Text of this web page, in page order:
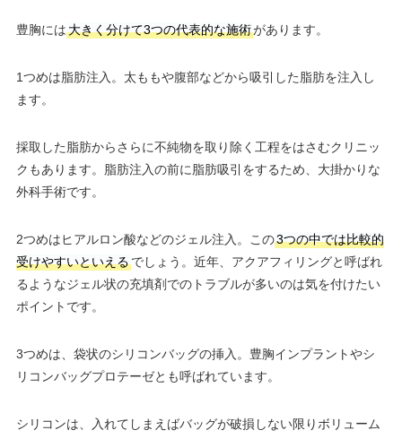
豊胸には大きく分けて3つの代表的な施術があります。
1つめは脂肪注入。太ももや腹部などから吸引した脂肪を注入し
ます。
採取した脂肪からさらに不純物を取り除く工程をはさむクリニッ
クもあります。脂肪注入の前に脂肪吸引をするため、大掛かりな
外科手術です。
2つめはヒアルロン酸などのジェル注入。この3つの中では比較的
受けやすいといえるでしょう。近年、アクアフィリングと呼ばれ
るようなジェル状の充填剤でのトラブルが多いのは気を付けたい
ポイントです。
3つめは、袋状のシリコンバッグの挿入。豊胸インプラントやシ
リコンバッグプロテーゼとも呼ばれています。
シリコンは、入れてしまえばバッグが破損しない限りボリューム